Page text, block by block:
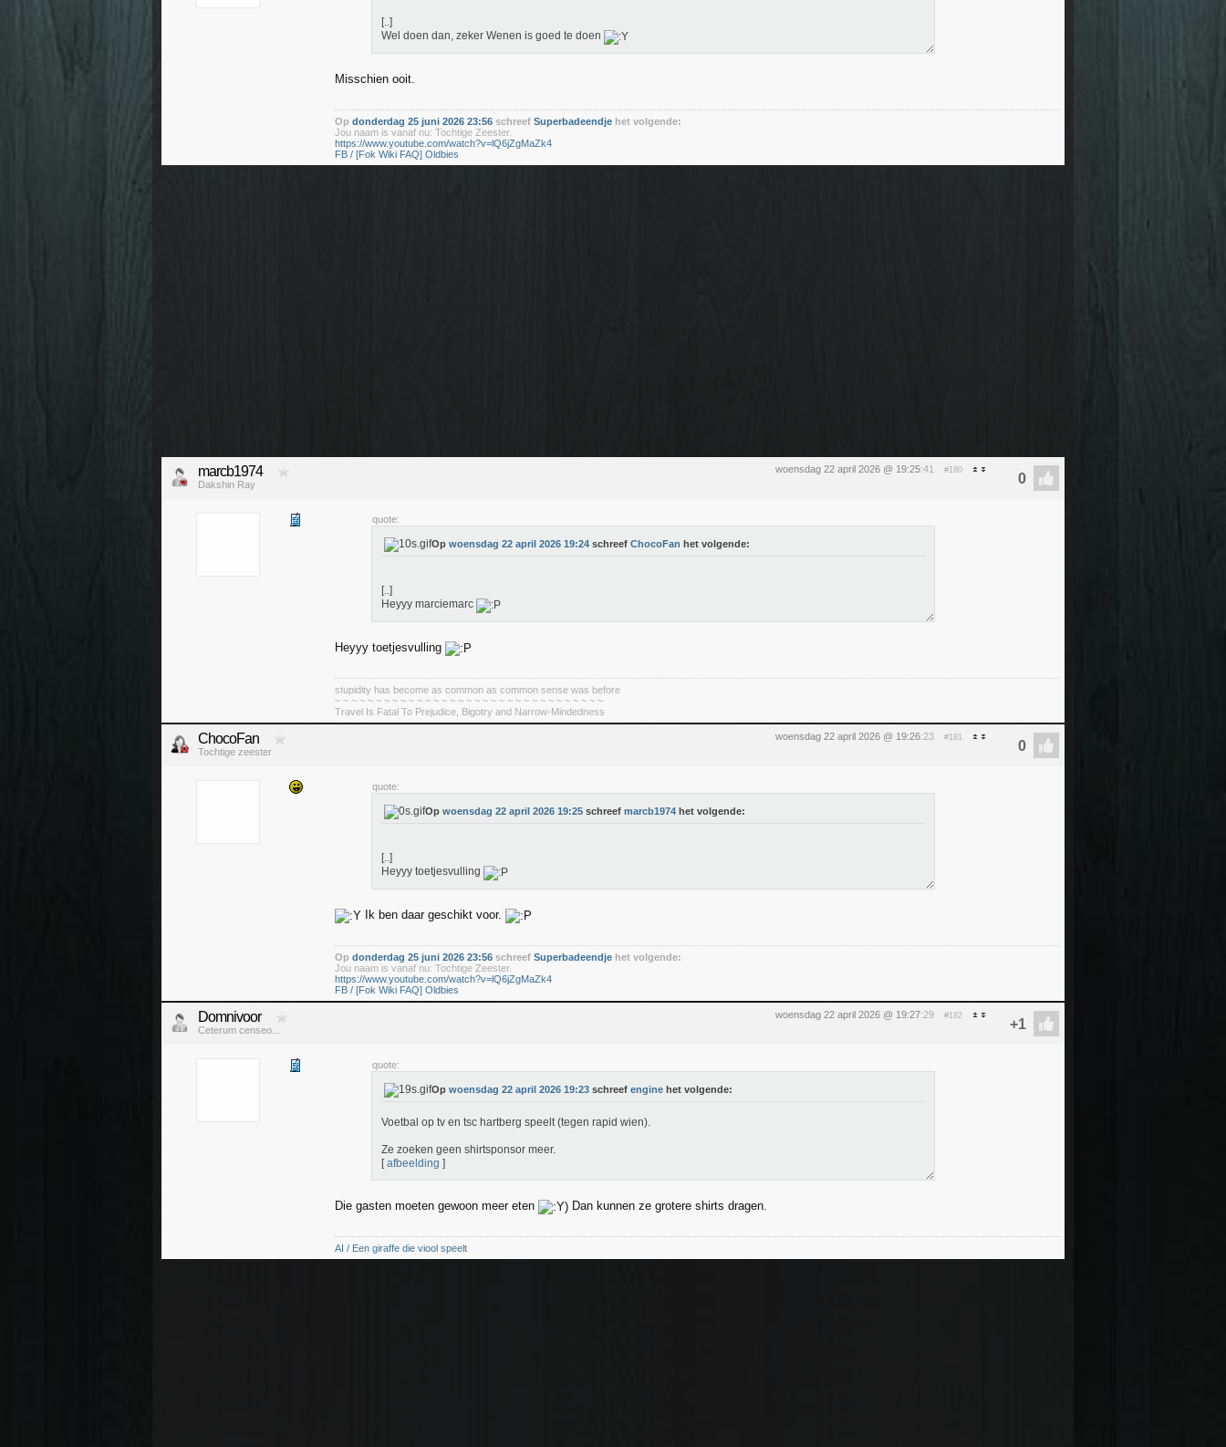
[..]
Wel doen dan, zeker Wenen is goed te doen
Misschien ooit.
Op donderdag 25 juni 2026 23:56 schreef Superbadeendje het volgende:
Jou naam is vanaf nu: Tochtige Zeester.
https://www.youtube.com/watch?v=lQ6jZgMaZk4
FB / [Fok Wiki FAQ] Oldbies
woensdag 22 april 2026 @ 19:25:41 #180
marcb1974
Dakshin Ray
quote:
Op woensdag 22 april 2026 19:24 schreef ChocoFan het volgende:
[..]
Heyyy marciemarc
Heyyy toetjesvulling
stupidity has become as common as common sense was before
~ ~ ~ ~ ~ ~ ~ ~ ~ ~ ~ ~ ~ ~ ~ ~ ~ ~ ~ ~ ~ ~ ~ ~ ~ ~ ~ ~ ~ ~ ~ ~ ~
Travel Is Fatal To Prejudice, Bigotry and Narrow-Mindedness
woensdag 22 april 2026 @ 19:26:23 #181
ChocoFan
Tochtige zeester
quote:
Op woensdag 22 april 2026 19:25 schreef marcb1974 het volgende:
[..]
Heyyy toetjesvulling
Ik ben daar geschikt voor.
Op donderdag 25 juni 2026 23:56 schreef Superbadeendje het volgende:
Jou naam is vanaf nu: Tochtige Zeester.
https://www.youtube.com/watch?v=lQ6jZgMaZk4
FB / [Fok Wiki FAQ] Oldbies
woensdag 22 april 2026 @ 19:27:29 #182
Domnivoor
Ceterum censeo...
quote:
Op woensdag 22 april 2026 19:23 schreef engine het volgende:
Voetbal op tv en tsc hartberg speelt (tegen rapid wien).
Ze zoeken geen shirtsponsor meer.
[afbeelding ]
Die gasten moeten gewoon meer eten Dan kunnen ze grotere shirts dragen.
AI / Een giraffe die viool speelt